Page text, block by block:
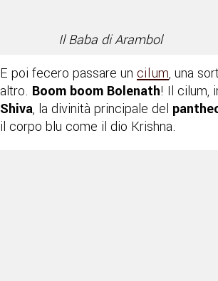
Il Baba di Arambol
E poi fecero passare un cilum, una
altro. Boom boom Bolenath! Il cilum,
Shiva, la divinità principale del
il corpo blu come il dio Krishna.